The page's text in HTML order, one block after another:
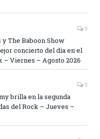
0
The Baboon Show
concierto del día en el
– Viernes – Agosto 2026
0
brilla en la segunda
del Rock – Jueves –